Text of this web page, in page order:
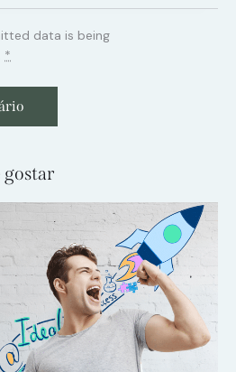
data is being
*
gostar